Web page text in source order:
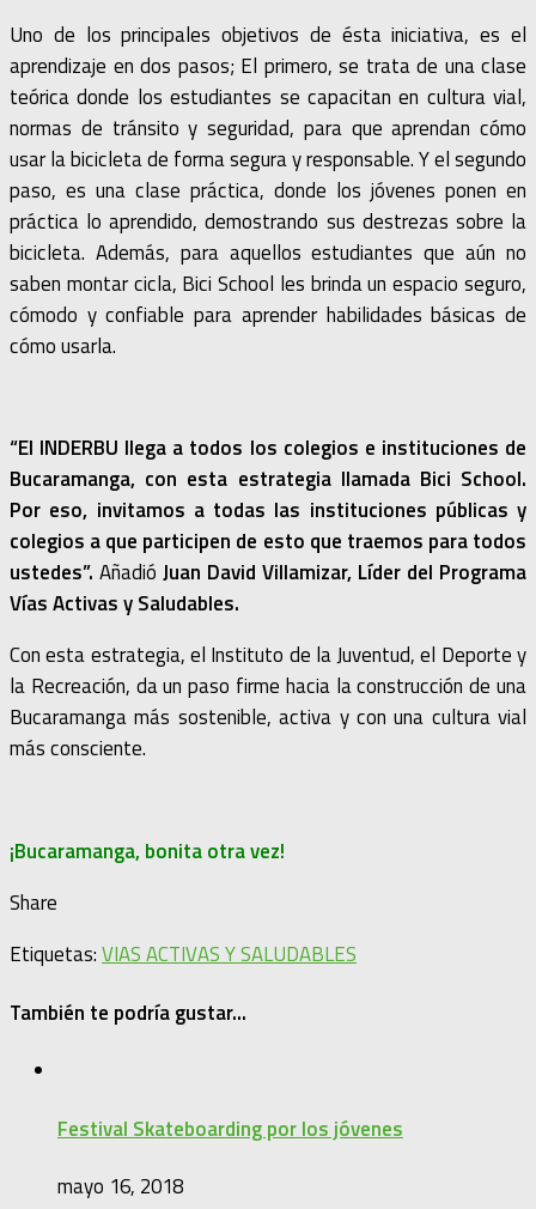
Uno de los principales objetivos de ésta iniciativa, es el
aprendizaje en dos pasos; El primero, se trata de una clase
teórica donde los estudiantes se capacitan en cultura vial,
normas de tránsito y seguridad, para que aprendan cómo
usar la bicicleta de forma segura y responsable. Y el segundo
paso, es una clase práctica, donde los jóvenes ponen en
práctica lo aprendido, demostrando sus destrezas sobre la
bicicleta. Además, para aquellos estudiantes que aún no
saben montar cicla, Bici School les brinda un espacio seguro,
cómodo y confiable para aprender habilidades básicas de
cómo usarla.
“El INDERBU llega a todos los colegios e instituciones de
Bucaramanga, con esta estrategia llamada Bici School.
Por eso, invitamos a todas las instituciones públicas y
colegios a que participen de esto que traemos para todos
ustedes”. Añadió Juan David Villamizar, Líder del Programa
Vías Activas y Saludables.
Con esta estrategia, el Instituto de la Juventud, el Deporte y
la Recreación, da un paso firme hacia la construcción de una
Bucaramanga más sostenible, activa y con una cultura vial
más consciente.
¡Bucaramanga, bonita otra vez!
Share
Etiquetas:VIAS ACTIVAS Y SALUDABLES
También te podría gustar...
Festival Skateboarding por los jóvenes
mayo 16, 2018